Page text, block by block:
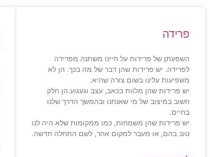
פרידה
השפעתן של פרידות על חיינו משתנה מפרידה
לפרידה. יש פרידות שהן דבר של מה בכך. הן לא
משפיעות עלינו בשום צורה שהיא.
יש פרידות שהן מלוות בכאב, עצב וגעגוע.הן חלק
חשוב במיצוב של מי שאנחנו ובהמשך הדרך שלנו
בחיים.
יש פרידות שהן משמחות, כמו ממקומות שלא היה לנו
טוב בהם, או מעבר למקום אחר, לשם התחלה חדשה.